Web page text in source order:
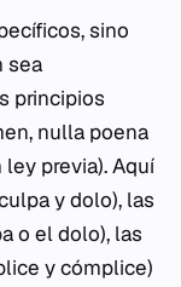
sino
sea
principios
nulla poena
previa). Aquí
y dolo), las
o eldolo), las
y cómplice)